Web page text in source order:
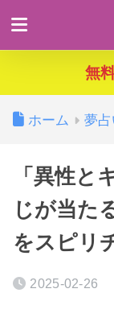
無
ホーム 夢占
「異性と
じが当た
をスピリ
2025-02-26